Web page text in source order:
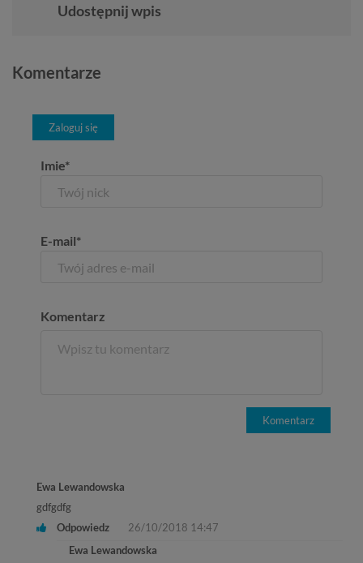
Udostępnij wpis
Komentarze
Zaloguj się
Imie*
E-mail*
Komentarz
Komentarz
Ewa Lewandowska
gdfgdfg
Odpowiedz
26/10/2018 14:47
Ewa Lewandowska